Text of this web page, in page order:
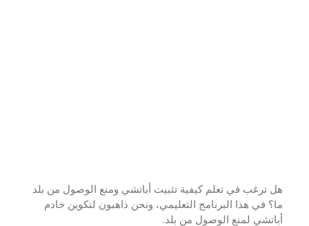
ترغب في تعلم كيفية تثبيت أباتشي ومنع الوصول من بلد
في هذا البرنامج التعليمي، ونحن ذاهبون لتكوين خادم
لمنع الوصول من بلد.